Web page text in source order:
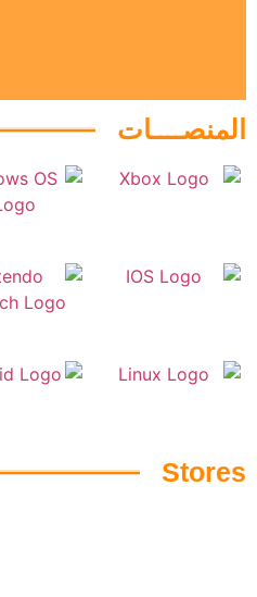
المنصــــات
Stores